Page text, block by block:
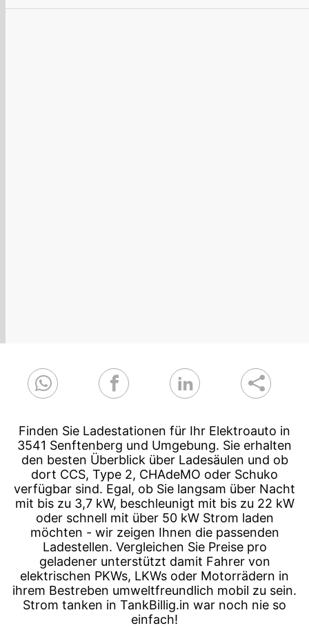
Finden Sie Ladestationen für Ihr Elektroauto in
3541 Senftenberg und Umgebung. Sie erhalten
den besten Überblick über Ladesäulen und ob
dort CCS, Type 2, CHAdeMO oder Schuko
verfügbar sind. Egal, ob Sie langsam über Nacht
mit bis zu 3,7 kW, beschleunigt mit bis zu 22 kW
oder schnell mit über 50 kW Strom laden
möchten - wir zeigen Ihnen die passenden
Ladestellen. Vergleichen Sie Preise pro
geladener unterstützt damit Fahrer von
elektrischen PKWs, LKWs oder Motorrädern in
ihrem Bestreben umweltfreundlich mobil zu sein.
Strom tanken in TankBillig.in war noch nie so
einfach!